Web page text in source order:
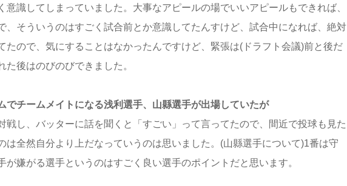
意識してしまっていました。大事なアピールの場でいいアピールもできれば、
、そういうのはすごく試合前とか意識してたんすけど、試合中になれば、絶対
たので、気にすることはなかったんですけど、緊張は(ドラフト会議)前と後だ
後はのびのびできました。
でチームメイトになる浅利選手、山縣選手が出場していたが
戦し、バッターに話を聞くと「すごい」って言ってたので、間近で投球も見た
は全然自分より上だなっていうのは思いました。(山縣選手について)1番は守
嫌がる選手というのはすごく良い選手のポイントだと思います。